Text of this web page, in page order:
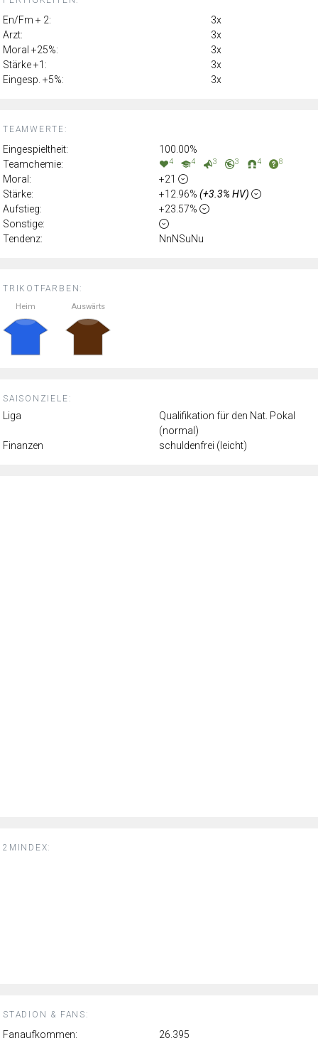
TRIKOTFARBEN:
Heim Auswärts
SAISONZIELE:
Liga
Qualifikation für den Nat. Pokal
(normal)
Finanzen
schuldenfrei (leicht)
2MINDEX:
TEAMWERTE:
Eingespieltheit:
100.00%
Teamchemie:
4 4 3 3 4 8
Moral:
+21
Stärke:
+12.96% (+3.3% HV)
Aufstieg:
+23.57%
Sonstige:
Tendenz:
NnNSuNu
En/Fm + 2:
3x
Arzt:
3x
Moral +25%:
3x
Stärke +1:
3x
Eingesp. +5%:
3x
STADION & FANS:
Fanaufkommen:
26.395